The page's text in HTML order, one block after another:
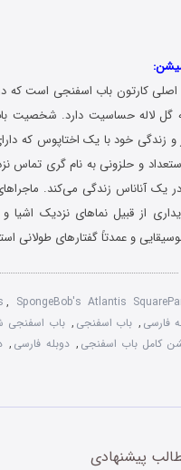
کارتون باب اسفنجی است که در
لاله حساسیت دارد. شخصیت باب
زندگی خود با یک اختاپوس که
و حلزونی به نام گری تماس
یک آناناس زندگی می‌کند.
از قبیل نماهای نزدیک اشیا
و عمدتاً گفتارهای طولانی
, SpongeBob's Atlantis
فارسی , باب اسفنجی , باب اسفنجی
کامل باب اسفنجی , دوبله فارسی ,
پیشنهادی